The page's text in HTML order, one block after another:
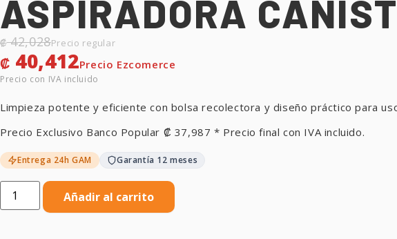
ASPIRADORA
₡42,028
₡ 40,412
Limpieza potente y eficiente con bolsa recolectora y diseño práctico para
Precio Exclusivo Banco Popular ₡ 37,987 * Precio final con IVA incluido.
Entrega 24h GAM Garantía 12 meses
Añadir al carrito